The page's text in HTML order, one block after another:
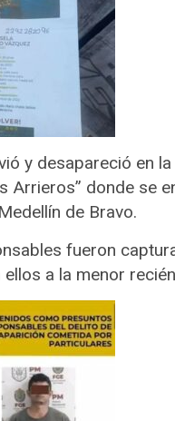
y desapareció en
Arrieros” donde se
de Bravo.
fueron
a la menor